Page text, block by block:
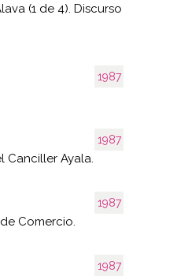
1987
1987
Canciller Ayala.
1987
Comercio.
1987